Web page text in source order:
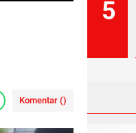
Komentar ()